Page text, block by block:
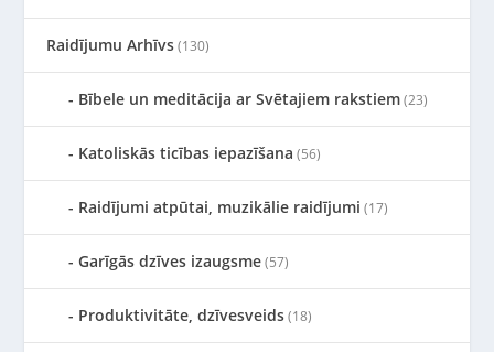
Raidījumu Arhīvs(130)
Bībele un meditācija ar Svētajiem rakstiem(23)
Katoliskās ticības iepazīšana (56)
Raidījumi atpūtai, muzikālie raidījumi (17)
Garīgās dzīves izaugsme(57)
Produktivitāte, dzīvesveids(18)